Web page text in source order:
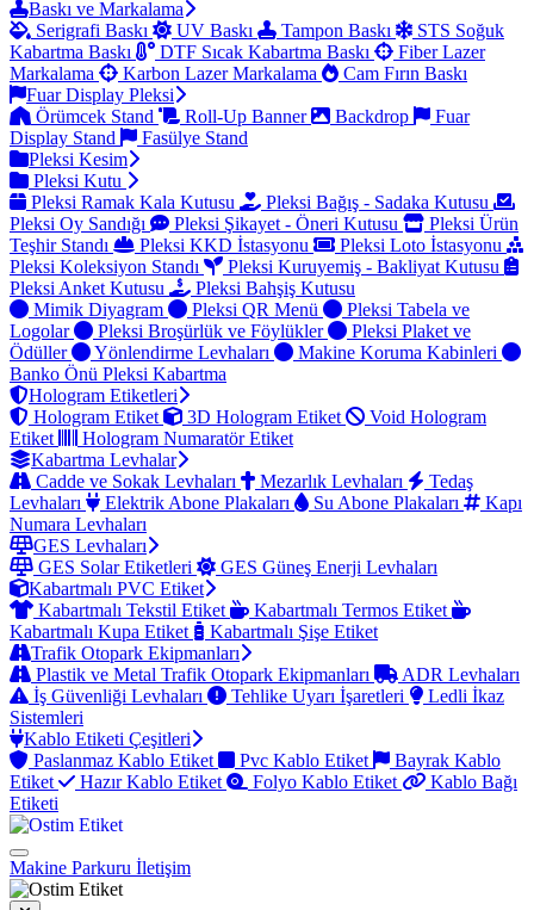
Baskı ve Markalama
Serigrafi Baskı
UV Baskı Tampon Baskı
STS Soğuk
Kabartma Baskı
DTF Sıcak Kabartma Baskı
Fiber Lazer
Markalama
Karbon Lazer Markalama
Cam Fırın Baskı
Fuar Display Pleksi
Örümcek Stand
Roll-Up Banner Backdrop
Fuar
Display Stand
Fasülye Stand
Pleksi Kesim
Pleksi Kutu
Pleksi Ramak Kala Kutusu
Pleksi Bağış - Sadaka Kutusu
Pleksi Oy Sandığı
Pleksi Şikayet - Öneri Kutusu
Pleksi Ürün
Teşhir Standı
Pleksi KKD İstasyonu
Pleksi Loto İstasyonu
Pleksi Koleksiyon Standı
Pleksi Kuruyemiş - Bakliyat Kutusu
Pleksi Anket Kutusu
Pleksi Bahşiş Kutusu
Mimik Diyagram
Pleksi QR Menü
Pleksi Tabela ve
Logolar
Pleksi Broşürlük ve Föylükler
Pleksi Plaket ve
Ödüller
Yönlendirme Levhaları
Makine Koruma Kabinleri
Banko Önü Pleksi Kabartma
Hologram Etiketleri
Hologram Etiket
3D Hologram Etiket
Void Hologram
Etiket
Hologram Numaratör Etiket
Kabartma Levhalar
Cadde ve Sokak Levhaları
Mezarlık Levhaları
Tedaş
Levhaları
Elektrik Abone Plakaları Su Abone Plakaları
Kapı
Numara Levhaları
GES Levhaları
GES Solar Etiketleri
GES Güneş Enerji Levhaları
Kabartmalı PVC Etiket
Kabartmalı Tekstil Etiket
Kabartmalı Termos Etiket
Kabartmalı Kupa Etiket
Kabartmalı Şişe Etiket
Trafik Otopark Ekipmanları
Plastik ve Metal Trafik Otopark Ekipmanları
ADR Levhaları
İş Güvenliği Levhaları
Tehlike Uyarı İşaretleri
Ledli İkaz
Sistemleri
Kablo Etiketi Çeşitleri
Paslanmaz Kablo Etiket
Pvc Kablo Etiket
Bayrak Kablo
Etiket
Hazır Kablo Etiket Folyo Kablo Etiket
Kablo Bağı
Etiketi
Makine Parkuru İletişim